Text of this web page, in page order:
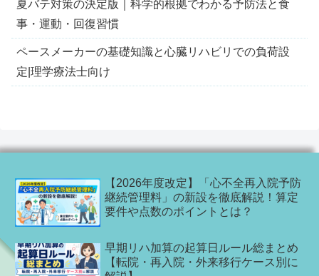
夏バテ対策の決定版｜科学的根拠でわかる予防法と食
事・運動・回復習慣
ペースメーカーの基礎知識と心臓リハビリでの負荷設
定|理学療法士向け
【2026年度改定】「心不全再入院予防
継続管理料」の新設を徹底解説！算定
要件や点数のポイントとは？
早期リハ加算の起算日ルール総まとめ
【転院・再入院・外来移行ケース別に